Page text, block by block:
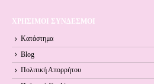
ΧΡΗΣΙΜΟΙ ΣΥΝΔΕΣΜΟΙ
Κατάστημα
Blog
Πολιτική Απορρήτου